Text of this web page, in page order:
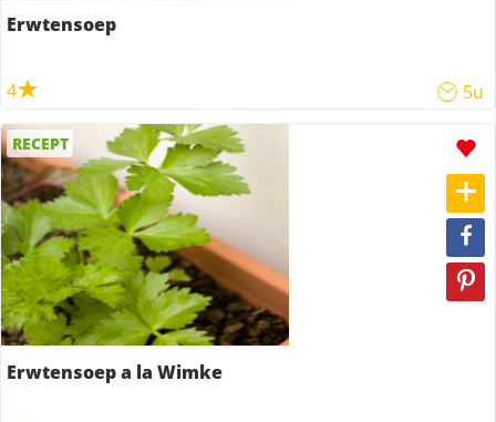
Erwtensoep
4 5u
RECEPT
Erwtensoep a la Wimke